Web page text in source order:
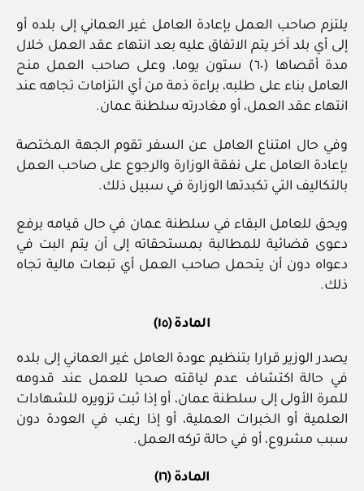
يلتزم صاحب العمل بإعادة العامل غير العماني إلى بلده أو
إلى أي بلد آخر يتم الاتفاق عليه بعد انتهاء عقد العمل خلال
مدة أقصاها (٦٠) ستون يوما، وعلى صاحب العمل منح
العامل بناء على طلبه، براءة ذمة من أي التزامات تجاهه عند
انتهاء عقد العمل، أو مغادرته سلطنة عمان.
وفي حال امتناع العامل عن السفر تقوم الجهة المختصة
بإعادة العامل على نفقة الوزارة والرجوع على صاحب العمل
بالتكاليف التي تكبدتها الوزارة في سبيل ذلك.
ويحق للعامل البقاء في سلطنة عمان في حال قيامه برفع
دعوى قضائية للمطالبة بمستحقاته إلى أن يتم البت في
دعواه دون أن يتحمل صاحب العمل أي تبعات مالية تجاه
ذلك.
المادة (١٥)
يصدر الوزير قرارا بتنظيم عودة العامل غير العماني إلى بلده
في حالة اكتشاف عدم لياقته صحيا للعمل عند قدومه
للمرة الأولى إلى سلطنة عمان، أو إذا ثبت تزويره للشهادات
العلمية أو الخبرات العملية، أو إذا رغب في العودة دون
سبب مشروع، أو في حالة تركه العمل.
المادة (١٦)